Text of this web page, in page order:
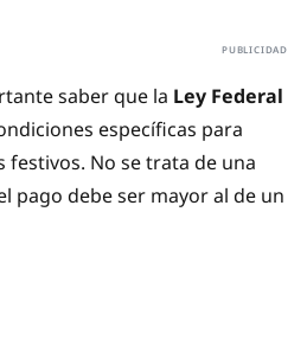
saber que la Ley Federal
específicas para
festivos. No se trata de una
pago debe ser mayor al de un